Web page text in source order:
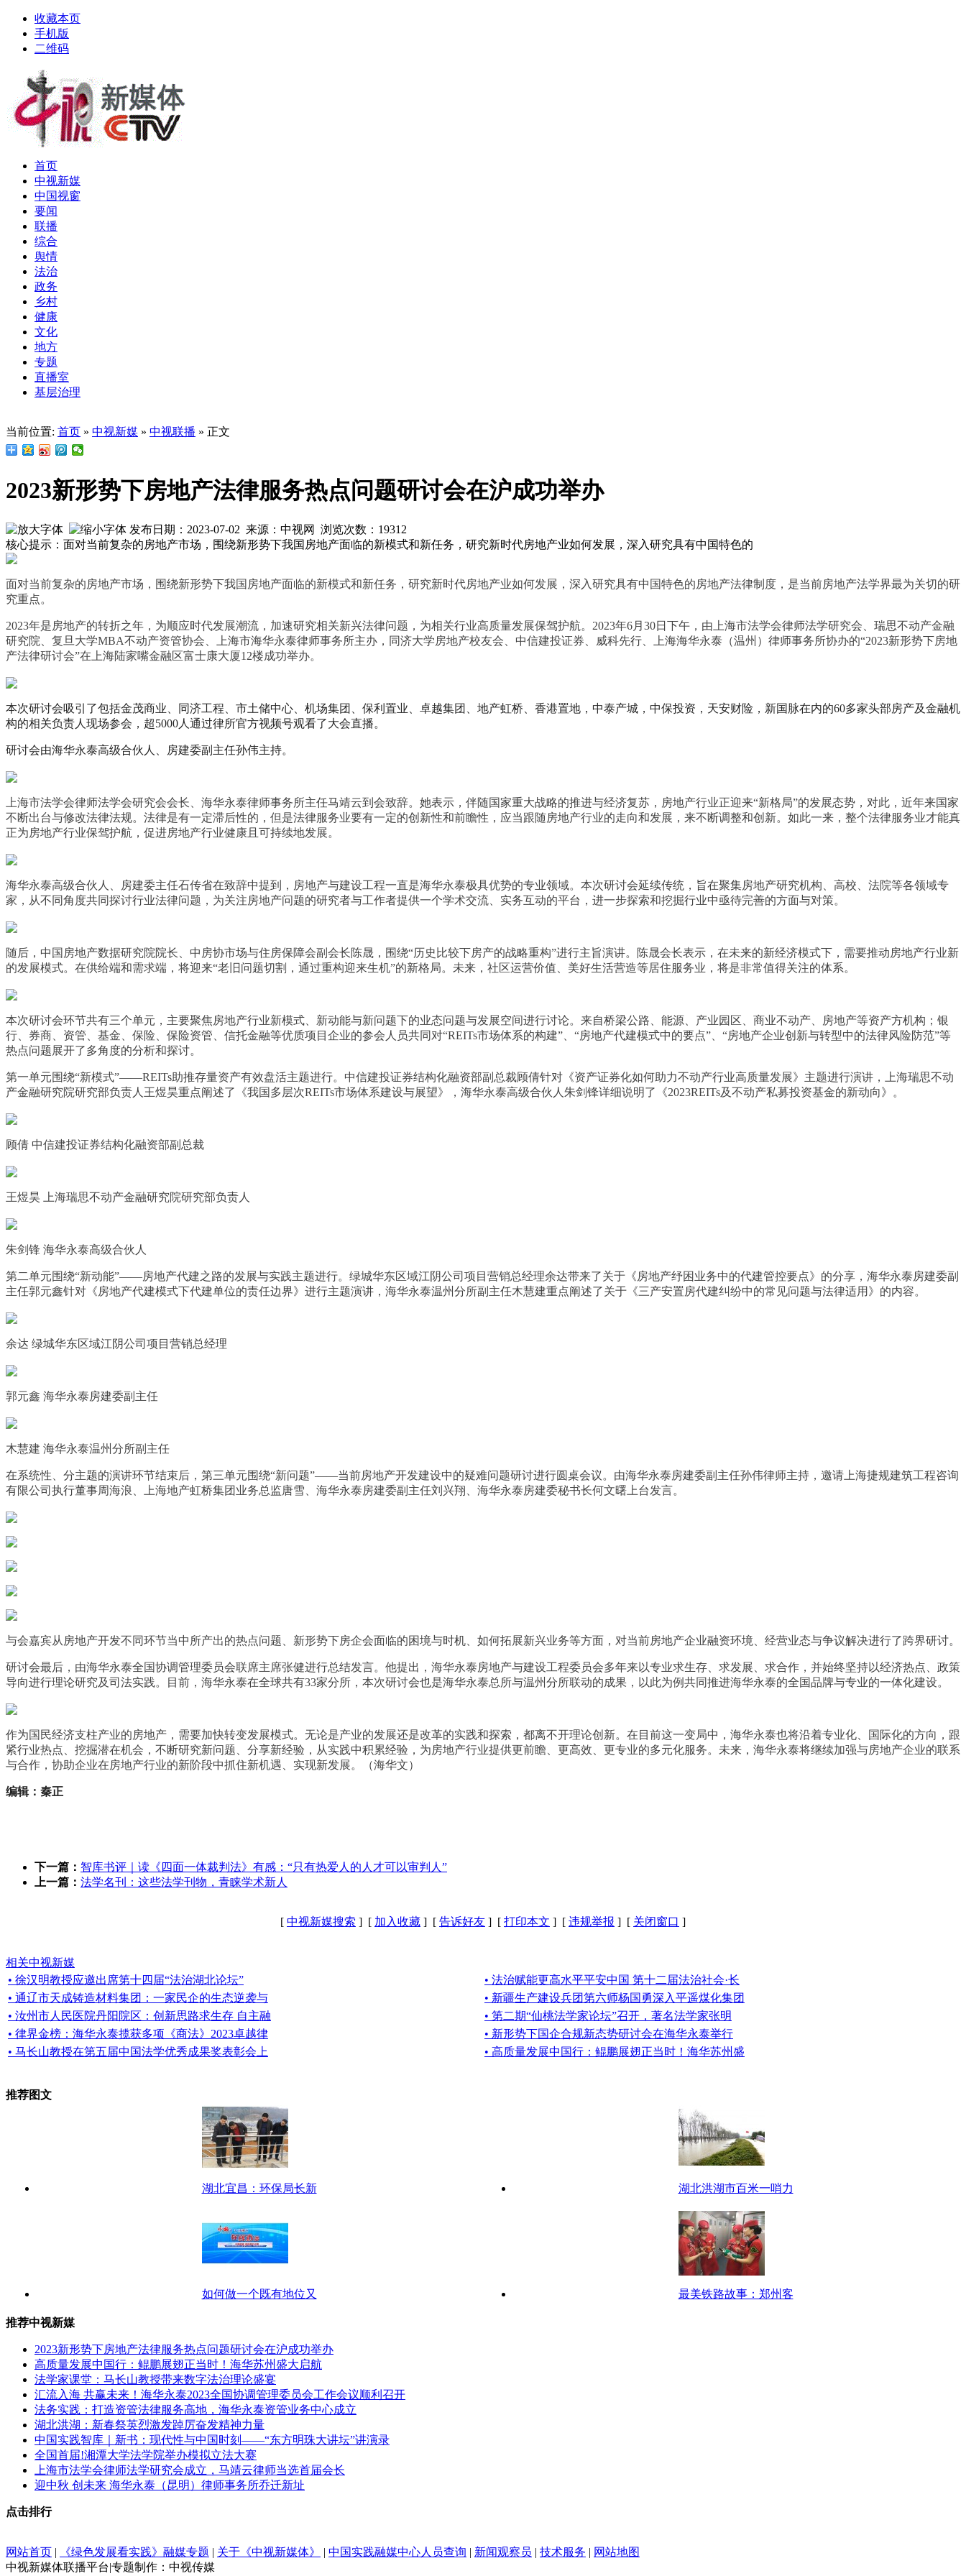
收藏本页
手机版
二维码
首页
中视新媒
中国视窗
要闻
联播
综合
舆情
法治
政务
乡村
健康
文化
地方
专题
直播室
基层治理
当前位置: 首页 » 中视新媒 » 中视联播 » 正文
2023新形势下房地产法律服务热点问题研讨会在沪成功举办
发布日期：2023-07-02 来源：中视网 浏览次数： 19312
核心提示：面对当前复杂的房地产市场，围绕新形势下我国房地产面临的新模式和新任务，研究新时代房地产业如何发展，深入研究具有中国特色的
面对当前复杂的房地产市场，围绕新形势下我国房地产面临的新模式和新任务，研究新时代房地产业如何发展，深入研究具有中国特色的房地产法律制度，是当前房地产法学界最为关切的研
究重点。
2023年是房地产的转折之年，为顺应时代发展潮流，加速研究相关新兴法律问题，为相关行业高质量发展保驾护航。2023年6月30日下午，由上海市法学会律师法学研究会、瑞思不动产金融
研究院、复旦大学MBA不动产资管协会、上海市海华永泰律师事务所主办，同济大学房地产校友会、中信建投证券、威科先行、上海海华永泰（温州）律师事务所协办的“2023新形势下房地
产法律研讨会”在上海陆家嘴金融区富士康大厦12楼成功举办。
本次研讨会吸引了包括金茂商业、同济工程、市土储中心、机场集团、保利置业、卓越集团、地产虹桥、香港置地，中泰产城，中保投资，天安财险，新国脉在内的60多家头部房产及金融机
构的相关负责人现场参会，超5000人通过律所官方视频号观看了大会直播。
研讨会由海华永泰高级合伙人、房建委副主任孙伟主持。
上海市法学会律师法学会研究会会长、海华永泰律师事务所主任马靖云到会致辞。她表示，伴随国家重大战略的推进与经济复苏，房地产行业正迎来“新格局”的发展态势，对此，近年来国家
不断出台与修改法律法规。法律是有一定滞后性的，但是法律服务业要有一定的创新性和前瞻性，应当跟随房地产行业的走向和发展，来不断调整和创新。如此一来，整个法律服务业才能真
正为房地产行业保驾护航，促进房地产行业健康且可持续地发展。
海华永泰高级合伙人、房建委主任石传省在致辞中提到，房地产与建设工程一直是海华永泰极具优势的专业领域。本次研讨会延续传统，旨在聚集房地产研究机构、高校、法院等各领域专
家，从不同角度共同探讨行业法律问题，为关注房地产问题的研究者与工作者提供一个学术交流、实务互动的平台，进一步探索和挖掘行业中亟待完善的方面与对策。
随后，中国房地产数据研究院院长、中房协市场与住房保障会副会长陈晟，围绕“历史比较下房产的战略重构”进行主旨演讲。陈晟会长表示，在未来的新经济模式下，需要推动房地产行业新
的发展模式。在供给端和需求端，将迎来“老旧问题切割，通过重构迎来生机”的新格局。未来，社区运营价值、美好生活营造等居住服务业，将是非常值得关注的体系。
本次研讨会环节共有三个单元，主要聚焦房地产行业新模式、新动能与新问题下的业态问题与发展空间进行讨论。来自桥梁公路、能源、产业园区、商业不动产、房地产等资产方机构；银
行、券商、资管、基金、保险、保险资管、信托金融等优质项目企业的参会人员共同对“REITs市场体系的构建”、“房地产代建模式中的要点”、“房地产企业创新与转型中的法律风险防范”等
热点问题展开了多角度的分析和探讨。
第一单元围绕“新模式”——REITs助推存量资产有效盘活主题进行。中信建投证券结构化融资部副总裁顾倩针对《资产证券化如何助力不动产行业高质量发展》主题进行演讲，上海瑞思不动
产金融研究院研究部负责人王煜昊重点阐述了《我国多层次REITs市场体系建设与展望》，海华永泰高级合伙人朱剑锋详细说明了《2023REITs及不动产私募投资基金的新动向》。
顾倩 中信建投证券结构化融资部副总裁
王煜昊 上海瑞思不动产金融研究院研究部负责人
朱剑锋 海华永泰高级合伙人
第二单元围绕“新动能”——房地产代建之路的发展与实践主题进行。绿城华东区域江阴公司项目营销总经理余达带来了关于《房地产纾困业务中的代建管控要点》的分享，海华永泰房建委副
主任郭元鑫针对《房地产代建模式下代建单位的责任边界》进行主题演讲，海华永泰温州分所副主任木慧建重点阐述了关于《三产安置房代建纠纷中的常见问题与法律适用》的内容。
余达 绿城华东区域江阴公司项目营销总经理
郭元鑫 海华永泰房建委副主任
木慧建 海华永泰温州分所副主任
在系统性、分主题的演讲环节结束后，第三单元围绕“新问题”——当前房地产开发建设中的疑难问题研讨进行圆桌会议。由海华永泰房建委副主任孙伟律师主持，邀请上海捷规建筑工程咨询
有限公司执行董事周海浪、上海地产虹桥集团业务总监唐雪、海华永泰房建委副主任刘兴翔、海华永泰房建委秘书长何文曙上台发言。
与会嘉宾从房地产开发不同环节当中所产出的热点问题、新形势下房企会面临的困境与时机、如何拓展新兴业务等方面，对当前房地产企业融资环境、经营业态与争议解决进行了跨界研讨。
研讨会最后，由海华永泰全国协调管理委员会联席主席张健进行总结发言。他提出，海华永泰房地产与建设工程委员会多年来以专业求生存、求发展、求合作，并始终坚持以经济热点、政策
导向进行理论研究及司法实践。目前，海华永泰在全球共有33家分所，本次研讨会也是海华永泰总所与温州分所联动的成果，以此为例共同推进海华永泰的全国品牌与专业的一体化建设。
作为国民经济支柱产业的房地产，需要加快转变发展模式。无论是产业的发展还是改革的实践和探索，都离不开理论创新。在目前这一变局中，海华永泰也将沿着专业化、国际化的方向，跟
紧行业热点、挖掘潜在机会，不断研究新问题、分享新经验，从实践中积累经验，为房地产行业提供更前瞻、更高效、更专业的多元化服务。未来，海华永泰将继续加强与房地产企业的联系
与合作，协助企业在房地产行业的新阶段中抓住新机遇、实现新发展。（海华文）
编辑：秦正
下一篇： 智库书评｜读《四面一体裁判法》有感：“只有热爱人的人才可以审判人”
上一篇： 法学名刊：这些法学刊物，青睐学术新人
[ 中视新媒搜索 ] [ 加入收藏 ] [ 告诉好友 ] [ 打印本文 ] [ 违规举报 ] [ 关闭窗口 ]
相关中视新媒
• 徐汉明教授应邀出席第十四届“法治湖北论坛”
• 法治赋能更高水平平安中国 第十二届法治社会·长
• 通辽市天成铸造材料集团：一家民企的生态逆袭与
• 新疆生产建设兵团第六师杨国勇深入平遥煤化集团
• 汝州市人民医院丹阳院区：创新思路求生存 自主融
• 第二期“仙桃法学家论坛”召开，著名法学家张明
• 律界金榜：海华永泰揽获多项《商法》2023卓越律
• 新形势下国企合规新态势研讨会在海华永泰举行
• 马长山教授在第五届中国法学优秀成果奖表彰会上
• 高质量发展中国行：鲲鹏展翅正当时！海华苏州盛
推荐图文
湖北宜昌：环保局长新 湖北洪湖市百米一哨力
如何做一个既有地位又 最美铁路故事：郑州客
推荐中视新媒
2023新形势下房地产法律服务热点问题研讨会在沪成功举办
高质量发展中国行：鲲鹏展翅正当时！海华苏州盛大启航
法学家课堂：马长山教授带来数字法治理论盛宴
汇流入海 共赢未来！海华永泰2023全国协调管理委员会工作会议顺利召开
法务实践：打造资管法律服务高地，海华永泰资管业务中心成立
湖北洪湖：新春祭英烈激发踔厉奋发精神力量
中国实践智库｜新书：现代性与中国时刻——“东方明珠大讲坛”讲演录
全国首届!湘潭大学法学院举办模拟立法大赛
上海市法学会律师法学研究会成立，马靖云律师当选首届会长
迎中秋 创未来 海华永泰（昆明）律师事务所乔迁新址
点击排行
网站首页 | 《绿色发展看实践》融媒专题 | 关于《中视新媒体》 | 中国实践融媒中心人员查询 | 新闻观察员 | 技术服务 | 网站地图
中视新媒体联播平台|专题制作：中视传媒